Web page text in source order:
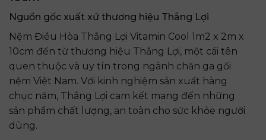
Nguồn gốc xuất xứ thương hiệu Thắng Lợi
Nệm Điều Hòa Thắng Lợi Vitamin Cool 1m2 x 2m x
10cm đến từ thương hiệu Thắng Lợi, một cái tên
quen thuộc và uy tín trong ngành chăn ga gối
nệm Việt Nam. Với kinh nghiệm sản xuất hàng
chục năm, Thắng Lợi cam kết mang đến những
sản phẩm chất lượng, an toàn cho sức khỏe người
dùng.